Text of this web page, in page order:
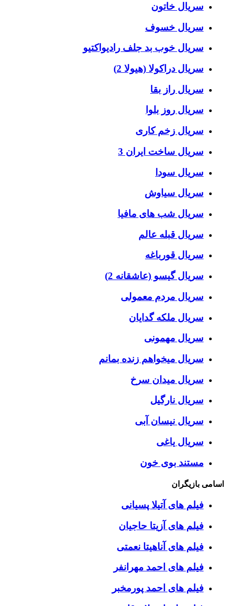
سریال خاتون
سریال خسوف
سریال خوب بد جلف رادیواکتیو
سریال دراکولا (هیولا 2)
سریال راز بقا
سریال روز بلوا
سریال زخم کاری
سریال ساخت ایران 3
سریال سودا
سریال سیاوش
سریال شب های مافیا
سریال قبله عالم
سریال قورباغه
سریال گیسو (عاشقانه 2)
سریال مردم معمولی
سریال ملکه گدایان
سریال مهمونی
سریال میخواهم زنده بمانم
سریال میدان سرخ
سریال نارگیل
سریال نیسان آبی
سریال یاغی
مستند بوی خون
اسامی بازیگران
فیلم های آتیلا پسیانی
فیلم های آزیتا حاجیان
فیلم های آناهیتا نعمتی
فیلم های احمد مهرانفر
فیلم های احمد پورمخبر